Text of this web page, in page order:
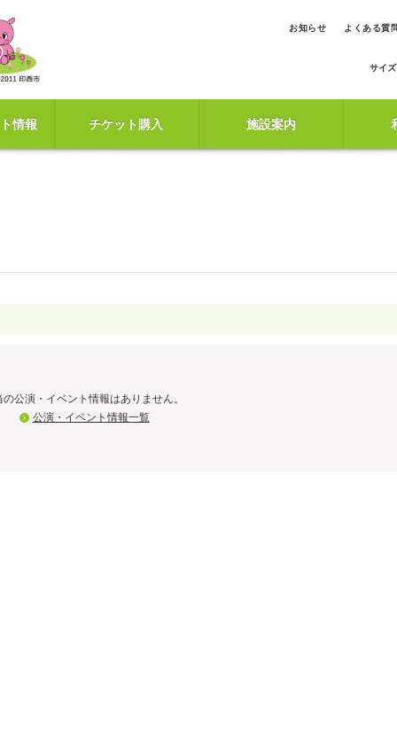
お知らせ よくある質
サイズ
情報 チケット購入 施設案内
の公演・イベント情報はありません。
公演・イベント情報一覧